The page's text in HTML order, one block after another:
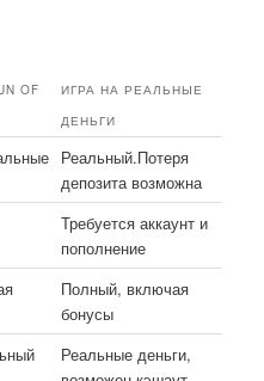
OF
ИГРА НА РЕАЛЬНЫЕ
ДЕНЬГИ
Реальный.Потеря
депозита возможна
Требуется аккаунт и
пополнение
Полный, включая
бонусы
Реальные деньги,